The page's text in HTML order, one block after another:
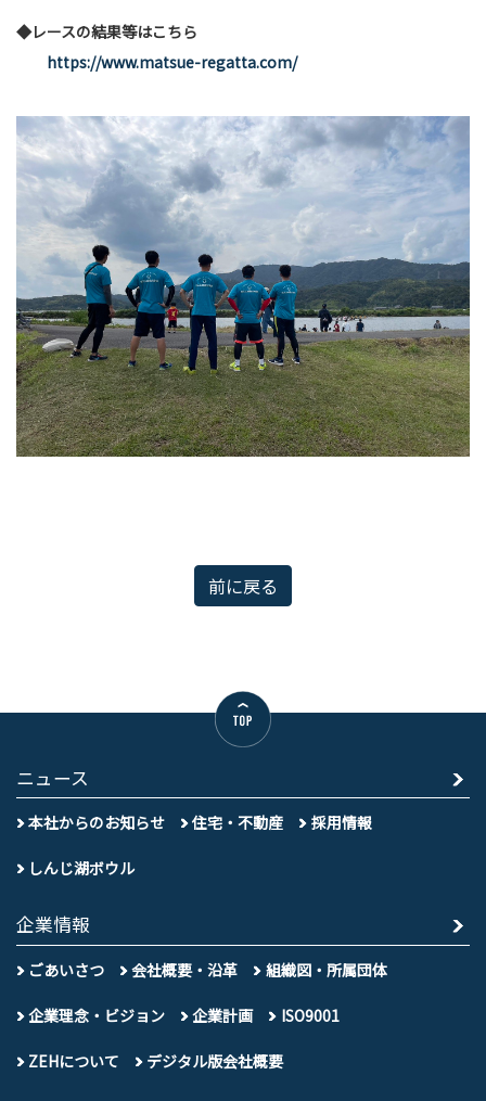
◆レースの結果等はこちら
https://www.matsue-regatta.com/
前に戻る
ニュース
本社からのお知らせ 住宅・不動産 採用情報
しんじ湖ボウル
企業情報
ごあいさつ 会社概要・沿革 組織図・所属団体
企業理念・ビジョン 企業計画 ISO9001
ZEHについて デジタル版会社概要